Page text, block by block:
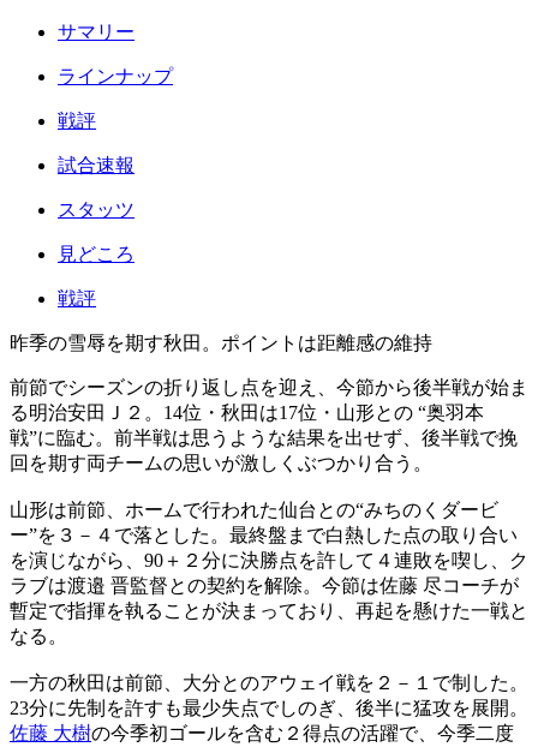
サマリー
ラインナップ
戦評
試合速報
スタッツ
見どころ
戦評
昨季の雪辱を期す秋田。ポイントは距離感の維持
前節でシーズンの折り返し点を迎え、今節から後半戦が始ま
る明治安田Ｊ２。14位・秋田は17位・山形との “奥羽本
戦”に臨む。前半戦は思うような結果を出せず、後半戦で挽
回を期す両チームの思いが激しくぶつかり合う。
山形は前節、ホームで行われた仙台との“みちのくダービ
ー”を３－４で落とした。最終盤まで白熱した点の取り合い
を演じながら、90＋２分に決勝点を許して４連敗を喫し、ク
ラブは渡邉 晋監督との契約を解除。今節は佐藤 尽コーチが
暫定で指揮を執ることが決まっており、再起を懸けた一戦と
なる。
一方の秋田は前節、大分とのアウェイ戦を２－１で制した。
23分に先制を許すも最少失点でしのぎ、後半に猛攻を展開。
佐藤 大樹の今季初ゴールを含む２得点の活躍で、今季二度